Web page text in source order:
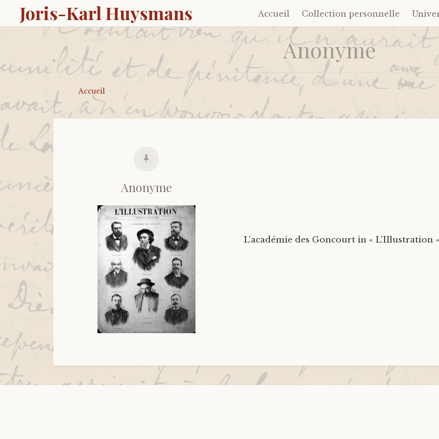
Joris-Karl Huysmans
Accéder
au
contenu
principal
Accueil Collection personnelle
Anonyme
Accueil
Anonyme
L’académie des Goncourt in « L’Illustration